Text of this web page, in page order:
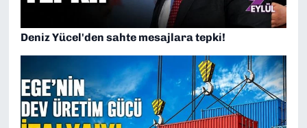
Deniz Yücel'den sahte mesajlara tepki!